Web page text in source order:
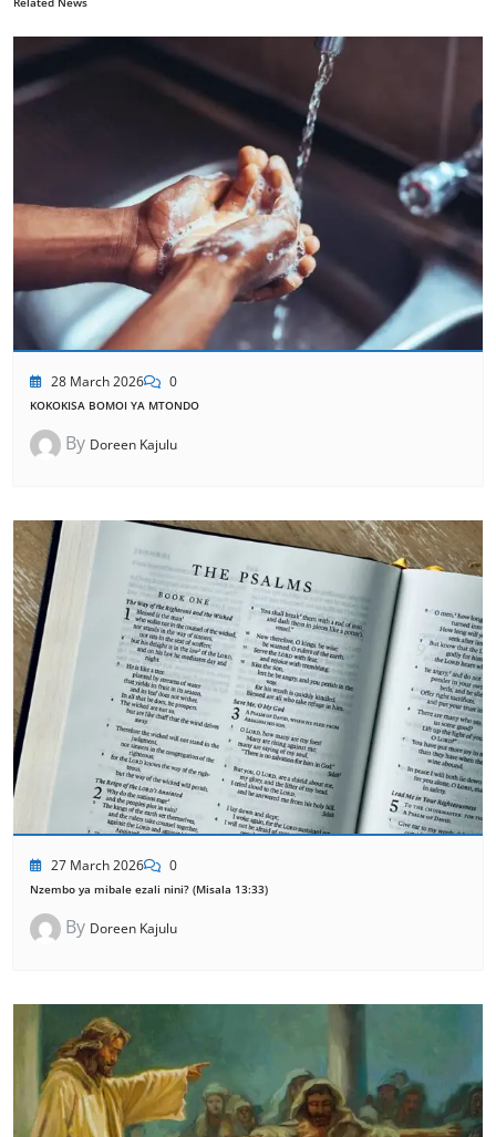
28 March 2026 0
KOKOKISA BOMOI YA MTONDO
By Doreen Kajulu
27 March 2026 0
Nzembo ya mibale ezali nini? (Misala 13:33)
By Doreen Kajulu